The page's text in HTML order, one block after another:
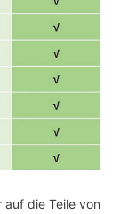
auf die Teile von